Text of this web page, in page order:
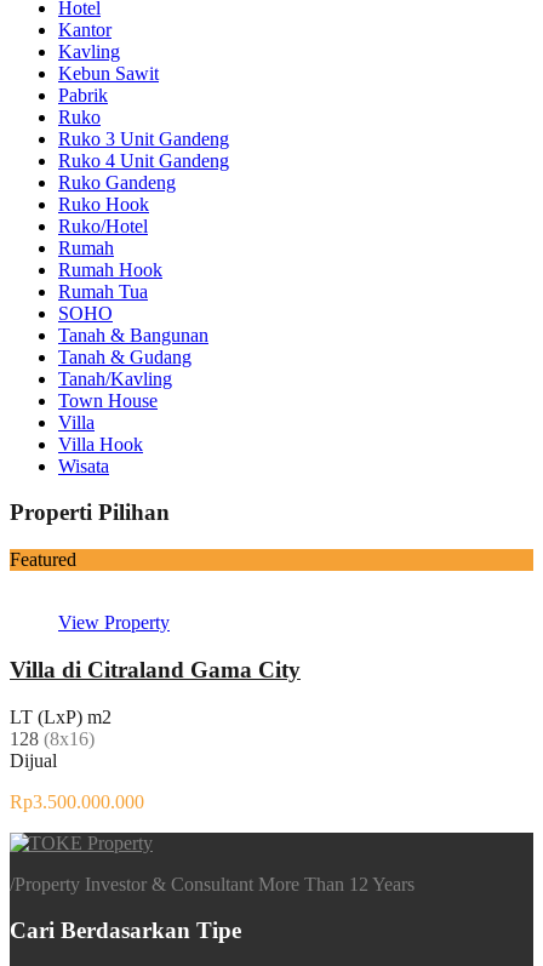
Hotel
Kantor
Kavling
Kebun Sawit
Pabrik
Ruko
Ruko 3 Unit Gandeng
Ruko 4 Unit Gandeng
Ruko Gandeng
Ruko Hook
Ruko/Hotel
Rumah
Rumah Hook
Rumah Tua
SOHO
Tanah & Bangunan
Tanah & Gudang
Tanah/Kavling
Town House
Villa
Villa Hook
Wisata
Properti Pilihan
Featured
View Property
Villa di Citraland Gama City
LT (LxP) m2
128 (8x16)
Dijual
Rp3.500.000.000
/Property Investor & Consultant More Than 12 Years
Cari Berdasarkan Tipe